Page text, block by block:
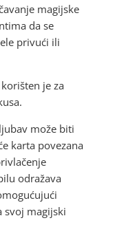
magijske
da se
privući ili
je za
može biti
karta povezana
odražava
svoj magijski